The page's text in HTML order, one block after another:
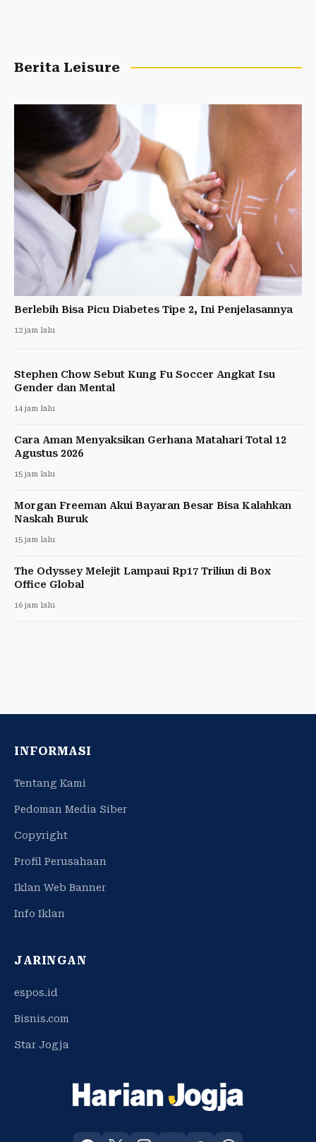
Berita Leisure
Berlebih Bisa Picu Diabetes Tipe 2, Ini Penjelasannya
12 jam lalu
Stephen Chow Sebut Kung Fu Soccer Angkat Isu
Gender dan Mental
14 jam lalu
Cara Aman Menyaksikan Gerhana Matahari Total 12
Agustus 2026
15 jam lalu
Morgan Freeman Akui Bayaran Besar Bisa Kalahkan
Naskah Buruk
15 jam lalu
The Odyssey Melejit Lampaui Rp17 Triliun di Box
Office Global
16 jam lalu
INFORMASI
Tentang Kami
Pedoman Media Siber
Copyright
Profil Perusahaan
Iklan Web Banner
Info Iklan
JARINGAN
espos.id
Bisnis.com
Star Jogja